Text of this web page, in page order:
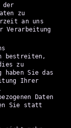
der
zu
an uns
Verarbeitung
bestreiten,
zu
haben Sie das
Ihrer
Daten
Sie statt